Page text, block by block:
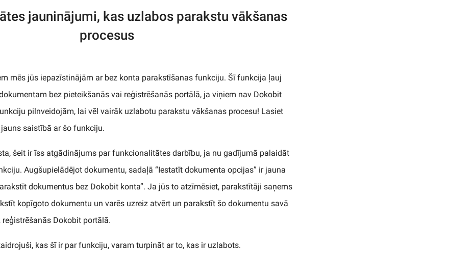
jauninājumi, kas uzlabos parakstu vākšanas
procesus
mēs jūs iepazīstinājām ar bez konta parakstīšanas funkciju. Šī funkcija ļauj
bez pieteikšanās vai reģistrēšanās portālā, ja viņiem nav Dokobit
pilnveidojām, lai vēl vairāk uzlabotu parakstu vākšanas procesu! Lasiet
saistībā ar šo funkciju.
šeit ir īss atgādinājums par funkcionalitātes darbību, ja nu gadījumā palaidāt
Augšupielādējot dokumentu, sadaļā “Iestatīt dokumenta opcijas” ir jauna
dokumentus bez Dokobit konta”. Ja jūs to atzīmēsiet, parakstītāji saņems
kopīgoto dokumentu un varēs uzreiz atvērt un parakstīt šo dokumentu savā
Dokobit portālā.
kas šī ir par funkciju, varam turpināt ar to, kas ir uzlabots.